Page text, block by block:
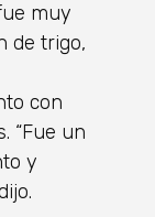
muy
de trigo,
con
“Fue un
y